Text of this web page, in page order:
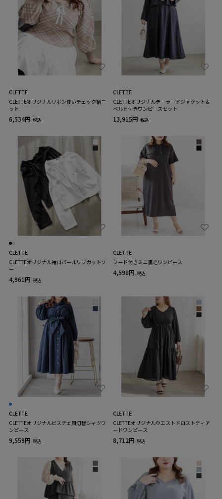
CLETTE
CLETTEオリジナルリボン使いチェック柄ニ
ット
6,534円 税込
CLETTE
CLETTEオリジナルテーラードジャケット＆
ベルト付きワンピースセット
13,915円 税込
CLETTE
CLETTEオリジナル袖口パールリブカットソ
ー
4,961円 税込
CLETTE
フード付きミニ裏毛ワンピース
4,598円 税込
CLETTE
CLETTEオリジナルビスチェ風切替シャツワ
ンピース
9,559円 税込
CLETTE
CLETTEオリジナルウエストドロストティア
ードワンピース
8,712円 税込